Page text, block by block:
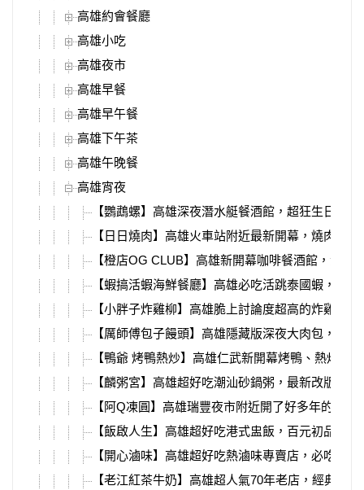
高雄約會餐廳
高雄小吃
高雄夜市
高雄早餐
高雄早午餐
高雄下午茶
高雄午晚餐
高雄宵夜
【鸚鵡螺】高雄深夜潛水艇餐酒館，超狂生日香
【日日燒肉】高雄火車站附近最新開幕，燒肉套
【橙店OG CLUB】高雄新開幕咖啡餐酒館，深夜
【蝦搞活蝦海鮮餐廳】高雄必吃活跳泰國蝦，爆
【小胖子炸雞柳】高雄脆上討論度超高的炸雞柳
【厲師傅包子饅頭】高雄隱藏版深夜大肉包，現
【鴨爺 烤鴨熱炒】高雄仁武新開幕烤鴨、熱炒港
【麟粥宮】高雄超好吃潮汕砂鍋粥，最新改版熱
【阿Q凍圓】高雄瑞豐夜市附近開了好多年的凍
【飯啟人生】高雄超好吃港式盅飯，百元初品嘗
【開心滷味】高雄超好吃熱滷味專賣店，必吃超
【老江紅茶牛奶】高雄超人氣70年老店，經典復